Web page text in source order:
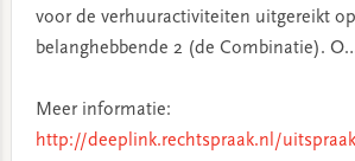
voor de verhuuractiviteiten uitgereikt
belanghebbende 2 (de Combinatie).
Meer informatie:
http://deeplink.rechtspraak.nl/